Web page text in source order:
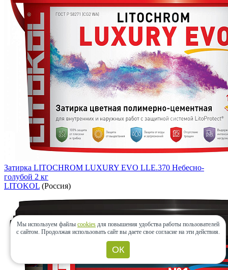
Затирка LITOCHROM LUXURY EVO LLE.370 Небесно-
голубой 2 кг
LITOKOL (Россия)
Мы используем файлы cookies для повышения удобства работы пользователей
с сайтом. Продолжая использовать сайт вы даете свое согласие на эти действия.
ОК